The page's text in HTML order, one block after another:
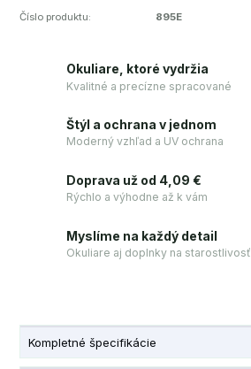
Číslo produktu: 895E
Okuliare, ktoré vydržia
Kvalitné a precízne spracované
Štýl a ochrana v jednom
Moderný vzhľad a UV ochrana
Doprava už od 4,09 €
Rýchlo a výhodne až k vám
Myslíme na každý detail
Okuliare aj doplnky na starostlivosť
Kompletné špecifikácie